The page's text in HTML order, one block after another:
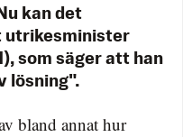
kan det
utrikesminister
som säger att han
lösning".
bland annat hur